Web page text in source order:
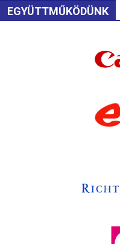
EGYÜTTMŰKÖDÜNK